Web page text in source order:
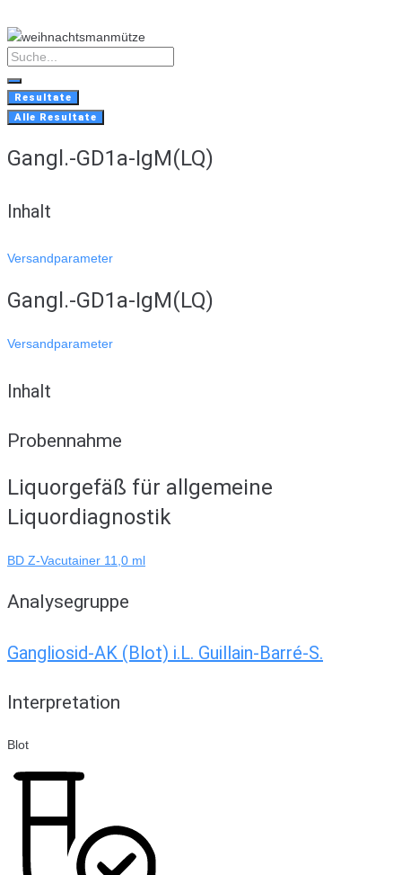
to
content
Search
...
Resultate
Alle Resultate
Gangl.-GD1a-IgM(LQ)
Inhalt
Versandparameter
Gangl.-GD1a-IgM(LQ)
Versandparameter
Inhalt
Probennahme
Liquorgefäß für allgemeine
Liquordiagnostik
BD Z-Vacutainer 11,0 ml
Analysegruppe
Gangliosid-AK (Blot) i.L. Guillain-Barré-S.
Interpretation
Blot